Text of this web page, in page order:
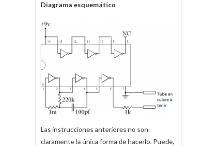
Diagrama esquemático
Las instrucciones anteriores no son
claramente la única forma de hacerlo. Puede,